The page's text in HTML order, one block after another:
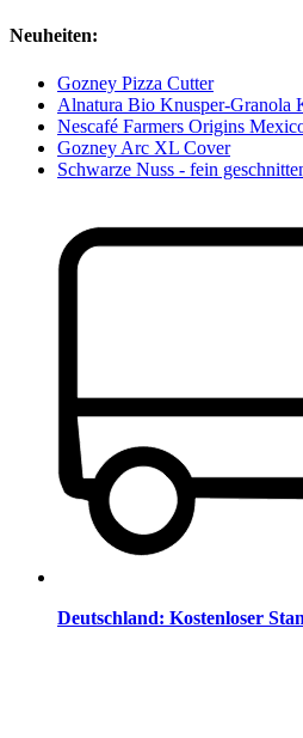
Neuheiten:
Gozney Pizza Cutter
Alnatura Bio Knusper-Granola
Nescafé Farmers Origins
Gozney Arc XL Cover
Schwarze Nuss - fein
Deutschland: Kostenloser